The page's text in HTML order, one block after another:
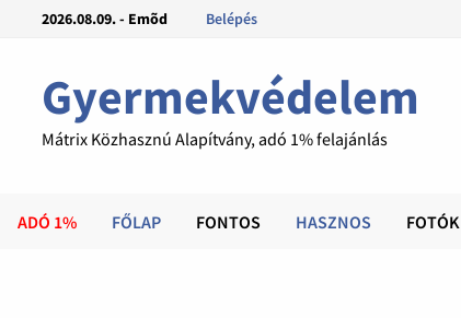
2026.08.09. - Emõd Belépés
Gyermekvédelem
Mátrix Közhasznú Alapítvány, adó 1% felajánlás
ADÓ 1% FŐLAP FONTOS HASZNOS FOTÓK